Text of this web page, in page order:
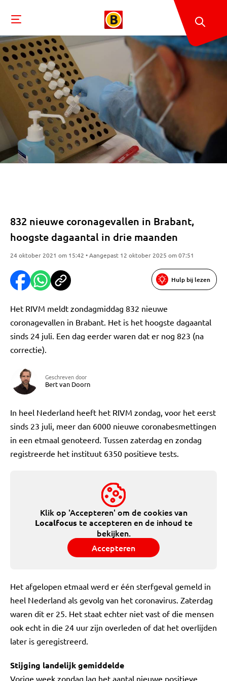
832 nieuwe coronagevallen in Brabant,
hoogste dagaantal in drie maanden
24 oktober 2021 om 15:42 • Aangepast 12 oktober 2025 om 07:51
Hulp bij lezen
Het RIVM meldt zondagmiddag 832 nieuwe
coronagevallen in Brabant. Het is het hoogste dagaantal
sinds 24 juli. Een dag eerder waren dat er nog 823 (na
correctie).
Geschreven door
Bert van Doorn
In heel Nederland heeft het RIVM zondag, voor het eerst
sinds 23 juli, meer dan 6000 nieuwe coronabesmettingen
in een etmaal genoteerd. Tussen zaterdag en zondag
registreerde het instituut 6350 positieve tests.
Klik op 'Accepteren' om de cookies van
Localfocus te accepteren en de inhoud te
bekijken.
Accepteren
Het afgelopen etmaal werd er één sterfgeval gemeld in
heel Nederland als gevolg van het coronavirus. Zaterdag
waren dit er 25. Het staat echter niet vast of die mensen
ook echt in die 24 uur zijn overleden of dat het overlijden
later is geregistreerd.
Stijging landelijk gemiddelde
Vorige week zondag lag het aantal nieuwe positieve